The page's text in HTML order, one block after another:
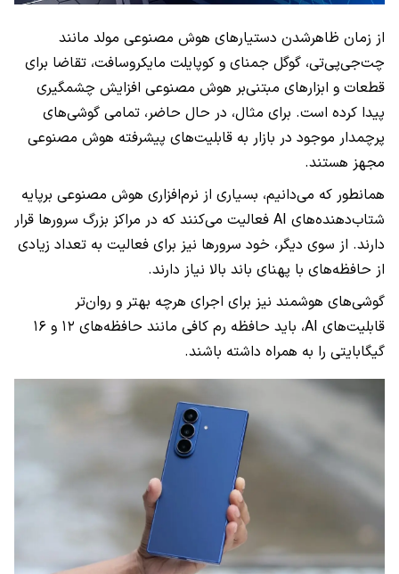
از زمان ظاهرشدن دستیارهای هوش مصنوعی مولد مانند
چت‌جی‌پی‌تی، گوگل جمنای و کوپایلت مایکروسافت، تقاضا برای
قطعات و ابزارهای مبتنی‌بر هوش مصنوعی افزایش چشمگیری
پیدا کرده است. برای مثال، در حال حاضر، تمامی گوشی‌های
پرچمدار موجود در بازار به قابلیت‌های پیشرفته هوش مصنوعی
مجهز هستند.
همانطور که می‌دانیم، بسیاری از نرم‌افزاری هوش مصنوعی برپایه
شتاب‌دهنده‌های AI فعالیت می‌کنند که در مراکز بزرگ سرورها قرار
دارند. از سوی دیگر، خود سرورها نیز برای فعالیت به تعداد زیادی
از حافظه‌های با پهنای باند بالا نیاز دارند.
گوشی‌های هوشمند نیز برای اجرای هرچه بهتر و روان‌تر
قابلیت‌های AI، باید حافظه رم کافی مانند حافظه‌های ۱۲ و ۱۶
گیگابایتی را به همراه داشته باشند.